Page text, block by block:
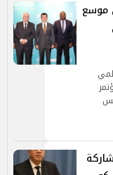
موسع
مساء أمس